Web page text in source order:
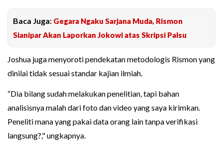
Baca Juga: Gegara Ngaku Sarjana Muda, Rismon
Sianipar Akan Laporkan Jokowi atas Skripsi Palsu
Joshua juga menyoroti pendekatan metodologis Rismon yang
dinilai tidak sesuai standar kajian ilmiah.
“Dia bilang sudah melakukan penelitian, tapi bahan
analisisnya malah dari foto dan video yang saya kirimkan.
Peneliti mana yang pakai data orang lain tanpa verifikasi
langsung?," ungkapnya.